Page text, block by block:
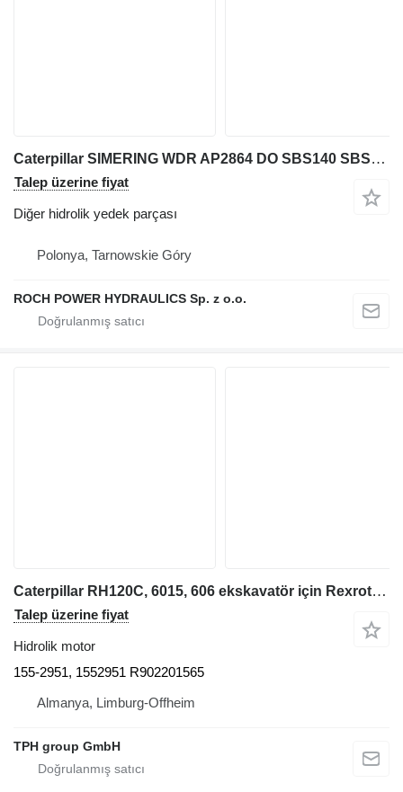
Caterpillar SIMERING WDR AP2864 DO SBS140 SBS120
Talep üzerine fiyat
Diğer hidrolik yedek parçası
Polonya, Tarnowskie Góry
ROCH POWER HYDRAULICS Sp. z o.o.
Caterpillar RH120C, 6015, 606 ekskavatör için Rexroth 155-2951, 1552951 Axialkolbenmotor A2F056, R902201565, CAT RH120 hidrolik motor
Talep üzerine fiyat
Hidrolik motor
155-2951, 1552951 R902201565
Almanya, Limburg-Offheim
TPH group GmbH